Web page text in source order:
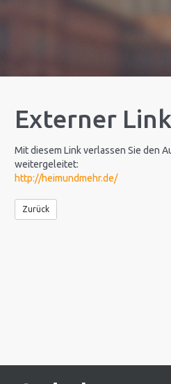
Externer Link
Mit diesem Link verlassen Sie den
weitergeleitet:
http://heimundmehr.de/
Zurück